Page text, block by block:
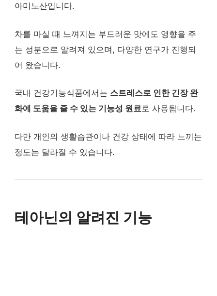
아미노산입니다.
차를 마실 때 느껴지는 부드러운 맛에도 영향을 주
는 성분으로 알려져 있으며, 다양한 연구가 진행되
어 왔습니다.
국내 건강기능식품에서는 스트레스로 인한 긴장 완
화에 도움을 줄 수 있는 기능성 원료로 사용됩니다.
다만 개인의 생활습관이나 건강 상태에 따라 느끼는
정도는 달라질 수 있습니다.
테아닌의 알려진 기능